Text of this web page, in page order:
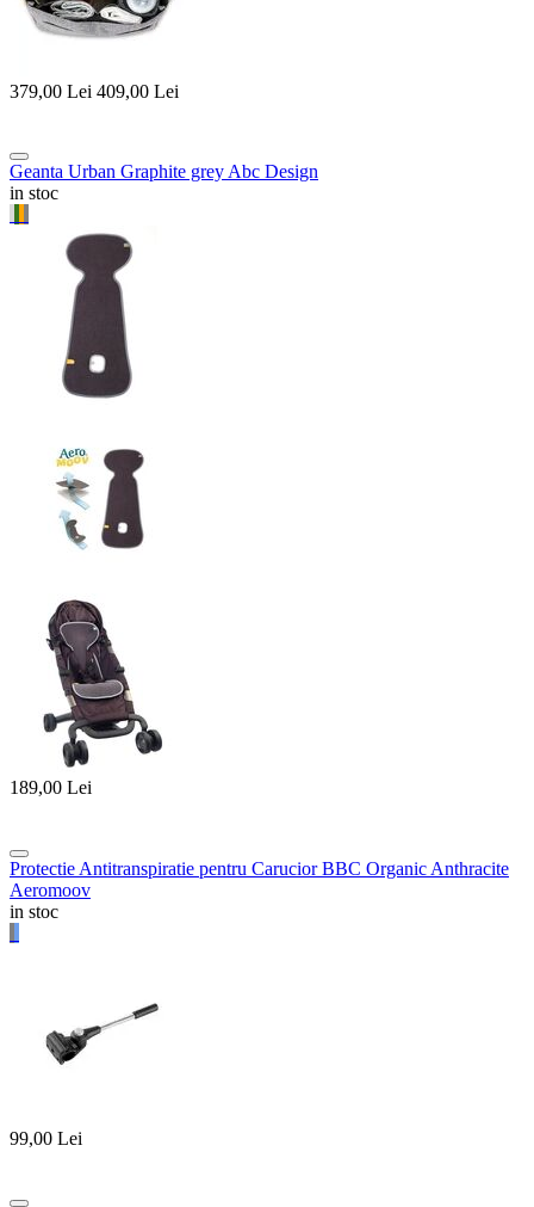
379,00 Lei 409,00 Lei
Geanta Urban Graphite grey Abc Design
in stoc
189,00 Lei
Protectie Antitranspiratie pentru Carucior BBC Organic Anthracite
Aeromoov
in stoc
99,00 Lei